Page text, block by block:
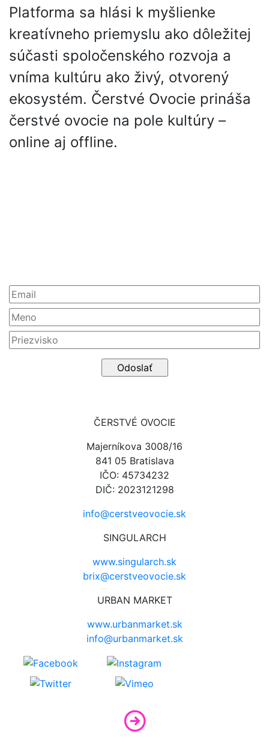
Platforma sa hlási k myšlienke
kreatívneho priemyslu ako dôležitej
súčasti spoločenského rozvoja a
vníma kultúru ako živý, otvorený
ekosystém. Čerstvé Ovocie prináša
čerstvé ovocie na pole kultúry –
online aj offline.
ČERSTVÉ OVOCIE
Majerníkova 3008/16
841 05 Bratislava
IČO: 45734232
DIČ: 2023121298
info@cerstveovocie.sk
SINGULARCH
www.singularch.sk
brix@cerstveovocie.sk
URBAN MARKET
www.urbanmarket.sk
info@urbanmarket.sk